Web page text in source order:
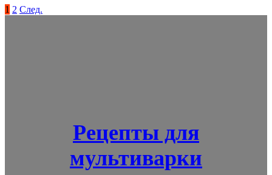
Пагинация
1 2 След.
Рецепты для
мультиварки